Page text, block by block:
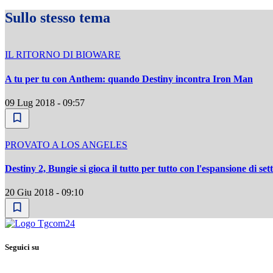
Sullo stesso tema
IL RITORNO DI BIOWARE
A tu per tu con Anthem: quando Destiny incontra Iron Man
09 Lug 2018 - 09:57
PROVATO A LOS ANGELES
Destiny 2, Bungie si gioca il tutto per tutto con l'espansione di
20 Giu 2018 - 09:10
Seguici su